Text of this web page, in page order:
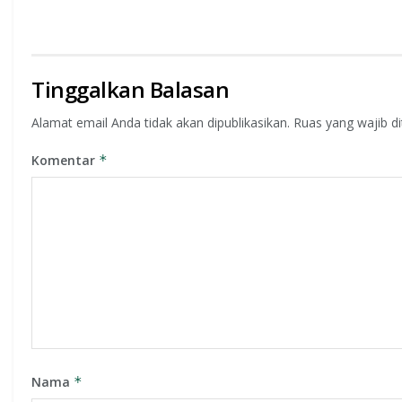
Tinggalkan Balasan
Alamat email Anda tidak akan dipublikasikan. Ruas yang wajib
Komentar *
Nama *